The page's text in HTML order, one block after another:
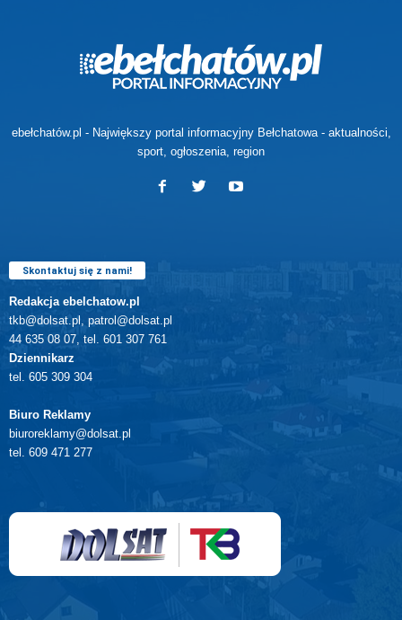
ebełchatów.pl - Największy portal informacyjny Bełchatowa - aktualności,
sport, ogłoszenia, region
Skontaktuj się z nami!
Redakcja ebelchatow.pl
tkb@dolsat.pl, patrol@dolsat.pl
44 635 08 07, tel. 601 307 761
Dziennikarz
tel. 605 309 304
Biuro Reklamy
biuroreklamy@dolsat.pl
tel. 609 471 277